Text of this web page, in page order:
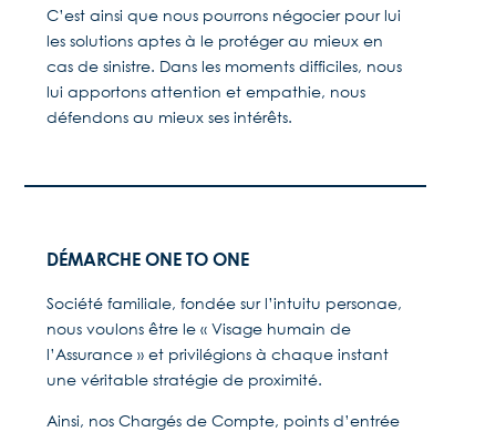
C’est ainsi que nous pourrons négocier pour lui
les solutions aptes à le protéger au mieux en
cas de sinistre. Dans les moments difficiles, nous
lui apportons attention et empathie, nous
défendons au mieux ses intérêts.
DÉMARCHE ONE TO ONE
Société familiale, fondée sur l’intuitu personae,
nous voulons être le « Visage humain de
l’Assurance » et privilégions à chaque instant
une véritable stratégie de proximité.
Ainsi, nos Chargés de Compte, points d’entrée